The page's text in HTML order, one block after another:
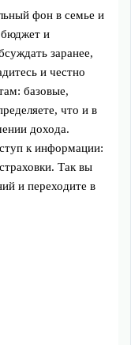
фон в семье и
и
заранее,
и честно
базовые,
что и в
дохода.
к информации:
Так вы
и переходите в